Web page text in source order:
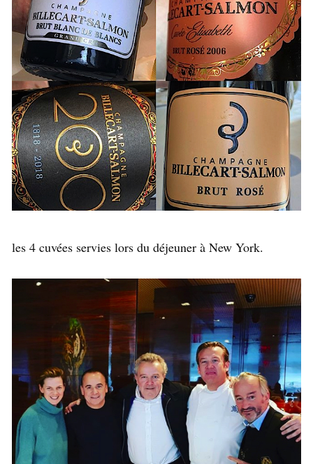
les 4 cuvées servies lors du déjeuner à New York.